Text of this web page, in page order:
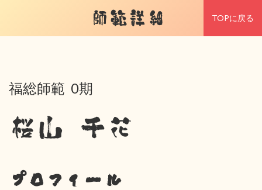
師範詳細 TOPに戻る
福総師範 0期
桜山 千花
プロフィール